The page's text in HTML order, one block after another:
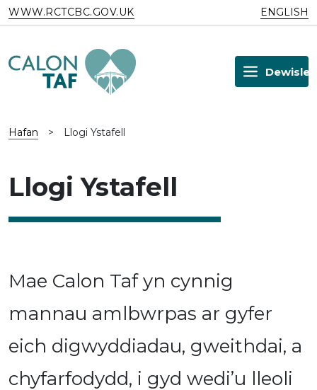
Skip to main content
WWW.RCTCBC.GOV.UK ENGLISH
Dewislen
Hafan > Llogi Ystafell
Llogi Ystafell
Mae Calon Taf yn cynnig
mannau amlbwrpas ar gyfer
eich digwyddiadau, gweithdai, a
chyfarfodydd, i gyd wedi’u lleoli